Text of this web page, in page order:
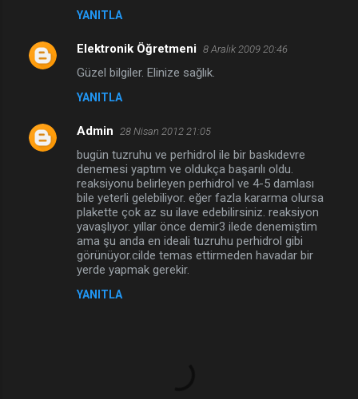
YANITLA
Elektronik Öğretmeni 8 Aralık 2009 20:46
Güzel bilgiler. Elinize sağlık.
YANITLA
Admin 28 Nisan 2012 21:05
bugün tuzruhu ve perhidrol ile bir baskıdevre
denemesi yaptım ve oldukça başarılı oldu.
reaksiyonu belirleyen perhidrol ve 4-5 damlası
bile yeterli gelebiliyor. eğer fazla kararma olursa
plakette çok az su ilave edebilirsiniz. reaksiyon
yavaşlıyor. yıllar önce demir3 ilede denemiştim
ama şu anda en ideali tuzruhu perhidrol gibi
görünüyor.cilde temas ettirmeden havadar bir
yerde yapmak gerekir.
YANITLA